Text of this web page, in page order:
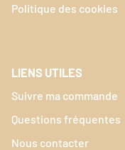
Politique des cookies
LIENS UTILES
Suivre ma commande
Questions fréquentes
Nous contacter